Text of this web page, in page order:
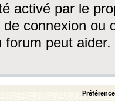
activé par le
de connexion ou
forum peut aider.